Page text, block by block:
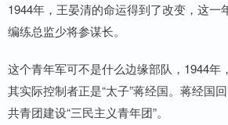
1944年，王晏清的命运得到了改变，这一
编练总监少将参谋长。
这个青年军可不是什么边缘部队，1944年
其实际控制者正是“太子”蒋经国。蒋经国
共青团建设“三民主义青年团”。